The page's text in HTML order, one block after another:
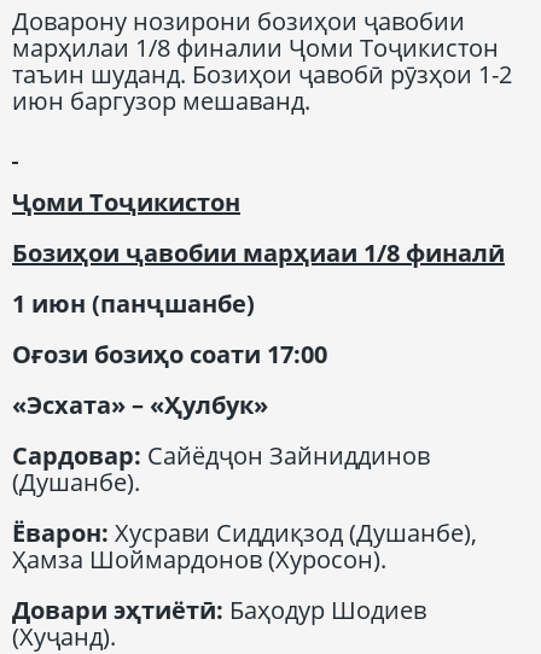
Доварону нозирони бозиҳои ҷавобии
марҳилаи 1/8 финалии Ҷоми Тоҷикистон
таъин шуданд. Бозиҳои ҷавобӣ рӯзҳои 1-2
июн баргузор мешаванд.
Ҷоми Тоҷикистон
Бозиҳои ҷавобии марҳиаи 1/8 финалӣ
1 июн (панҷшанбе)
Оғози бозиҳо соати 17:00
«Эсхата» – «Ҳулбук»
Сардовар: Сайёдҷон Зайниддинов
(Душанбе).
Ёварон: Хусрави Сиддиқзод (Душанбе),
Ҳамза Шоймардонов (Хуросон).
Довари эҳтиётӣ: Баҳодур Шодиев
(Хуҷанд).